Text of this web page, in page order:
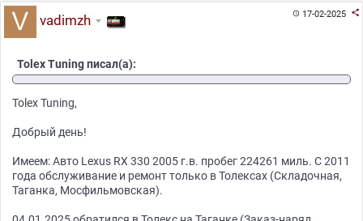
17-02-2025 
vadimzh
Tolex Tuning писал(а):
Tolex Tuning,
Добрый день!
Имеем: Авто Lexus RX 330 2005 г.в. пробег 224261 миль. С 2011
года обслуживание и ремонт только в Толексах (Складочная,
Таганка, Мосфильмовская).